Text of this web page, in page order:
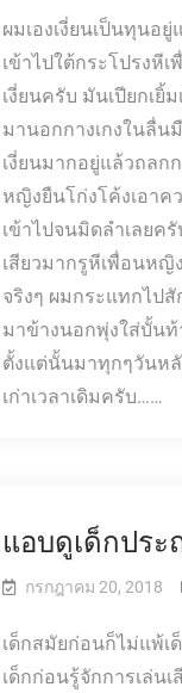
ผมเองเงี่ยนเป็นทุนอยู่
เข้าไปใต้กระโปรงหี
เงี่ยนครับ มันเปียกเยิ้
มานอกกางเกงในลื่น
เงี่ยนมากอยู่แล้วถลก
หญิงยืนโก่งโค้งเอาค
เข้าไปจนมิดลำเลยค
เสียวมากรูหีเพื่อนหญิ
จริงๆ ผมกระแทกไป
มาข้างนอกพุ่งใส่บั้น
ตั้งแต่นั้นมาทุกๆวันหลั
เก่าเวลาเดิมครับ……
แอบดูเด็กประ
กรกฎาคม 20, 2018
เด็กสมัยก่อนก็ไม่แพ้
เด็กก่อนรู้จักการเล่น